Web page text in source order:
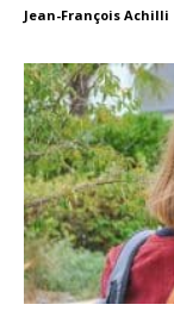
Jean-François Achilli